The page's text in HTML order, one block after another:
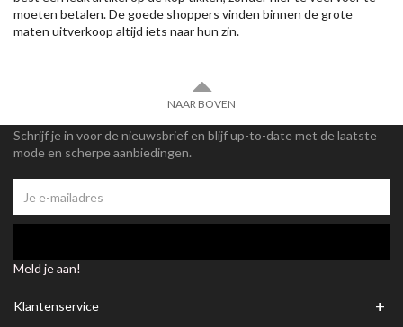
moeten betalen. De goede shoppers vinden binnen de grote
maten uitverkoop altijd iets naar hun zin.
NAAR BOVEN
Schrijf je in voor de nieuwsbrief en blijf up-to-date met de laatste
mode en scherpe aanbiedingen.
Meld je aan!
Klantenservice +